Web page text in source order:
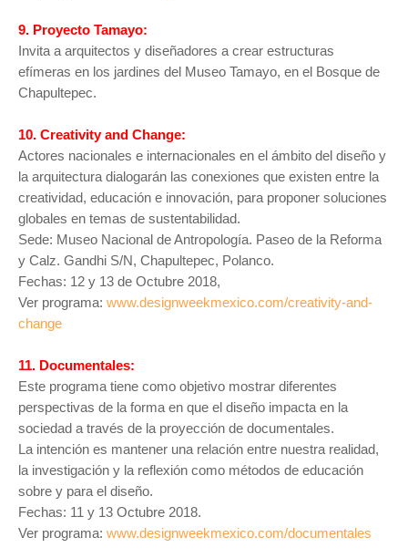
9. Proyecto Tamayo:
Invita a arquitectos y diseñadores a crear estructuras
efímeras en los jardines del Museo Tamayo, en el Bosque de
Chapultepec.
10. Creativity and Change:
Actores nacionales e internacionales en el ámbito del diseño y
la arquitectura dialogarán las conexiones que existen entre la
creatividad, educación e innovación, para proponer soluciones
globales en temas de sustentabilidad.
Sede: Museo Nacional de Antropología. Paseo de la Reforma
y Calz. Gandhi S/N, Chapultepec, Polanco.
Fechas: 12 y 13 de Octubre 2018,
Ver programa: www.designweekmexico.com/creativity-and-
change
11. Documentales:
Este programa tiene como objetivo mostrar diferentes
perspectivas de la forma en que el diseño impacta en la
sociedad a través de la proyección de documentales.
La intención es mantener una relación entre nuestra realidad,
la investigación y la reflexión como métodos de educación
sobre y para el diseño.
Fechas: 11 y 13 Octubre 2018.
Ver programa: www.designweekmexico.com/documentales